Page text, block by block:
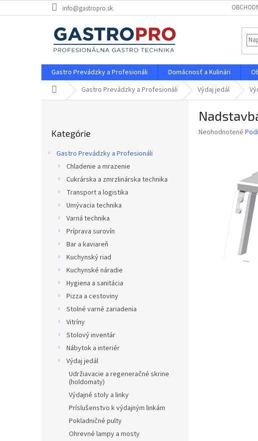
na
info@gastropro.sk
Gastro Prevádzky a Profesionáli Domácnosť a Kulinári
Domov Gastro Prevádzky a Profesionáli Výdaj jedál
kategórie
Kategórie
Gastro Prevádzky a Profesionáli
Chladenie a mrazenie
Cukrárska a zmrzlinárska technika
Transport a logistika
Umývacia technika
Varná technika
Príprava surovín
Bar a kaviareň
Kuchynský riad
Kuchynské náradie
Hygiena a sanitácia
Pizza a cestoviny
Stolné varné zariadenia
Vitríny
Stolový inventár
Nábytok a interiér
Výdaj jedál
Udržiavacie a regeneračné skrine
(holdomaty)
Výdajné stoly a linky
Príslušenstvo k výdajným linkám
Pokladničné pulty
Ohrevné lampy a mosty
Priemerné
Neohodnotené